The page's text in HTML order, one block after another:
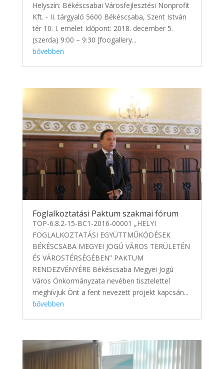
Helyszín: Békéscsabai Városfejlesztési Nonprofit
Kft. - II. tárgyaló 5600 Békéscsaba, Szent István
tér 10. I. emelet Időpont: 2018. december 5.
(szerda) 9:00 – 9:30 [foogallery...
bővebben
Foglalkoztatási Paktum szakmai fórum
TOP-6.8.2-15-BC1-2016-00001 „HELYI
FOGLALKOZTATÁSI EGYÜTTMŰKÖDÉSEK
BÉKÉSCSABA MEGYEI JOGÚ VÁROS TERÜLETÉN
ÉS VÁROSTÉRSÉGÉBEN” PAKTUM
RENDEZVÉNYÉRE Békéscsaba Megyei Jogú
Város Önkormányzata nevében tisztelettel
meghívjuk Önt a fent nevezett projekt kapcsán...
bővebben